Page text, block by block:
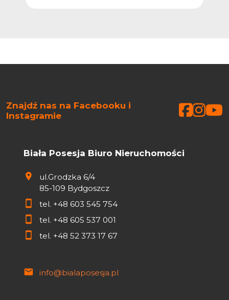
Znajdź nas na Facebooku i
Instagramie
Biała Posesja Biuro Nieruchomości
ul.Grodzka 6/4
85-109 Bydgoszcz
tel. +48 603 545 754
tel. +48 605 537 001
tel. +48 52 373 17 67
info@bialaposesja.pl